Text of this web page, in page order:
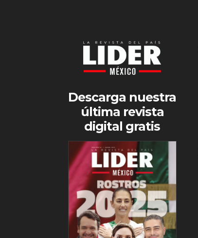
Descarga nuestra
última revista
digital gratis